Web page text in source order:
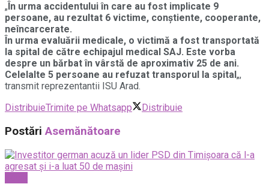
„ În urma accidentului în care au fost implicate 9
persoane, au rezultat 6 victime, conștiente, cooperante,
neîncarcerate.
În urma evaluării medicale, o victimă a fost transportată
la spital de către echipajul medical SAJ. Este vorba
despre un bărbat în vârstă de aproximativ 25 de ani.
Celelalte 5 persoane au refuzat transporul la spital „,
transmit reprezentantii ISU Arad.
DistribuieTrimite pe Whatsapp Distribuie
PostăriAsemănătoare